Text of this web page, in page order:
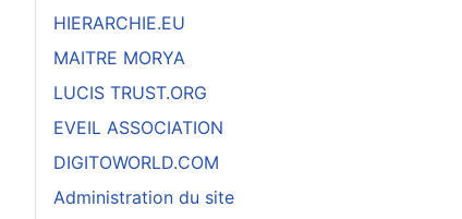
HIERARCHIE.EU
MAITRE MORYA
LUCIS TRUST.ORG
EVEIL ASSOCIATION
DIGITOWORLD.COM
Administration du site